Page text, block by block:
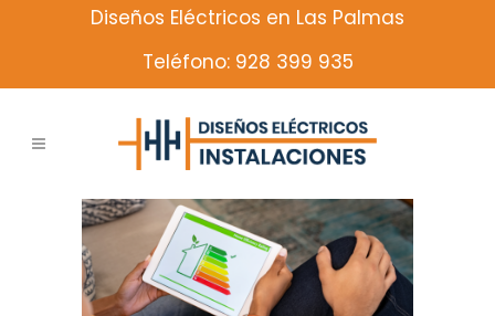
Diseños Eléctricos en Las Palmas
Teléfono: 928 399 935